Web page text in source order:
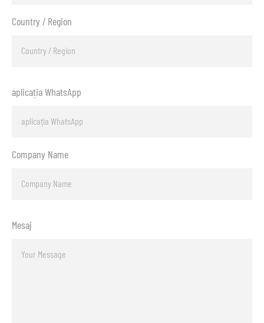
Country / Region
aplicația WhatsApp
Company Name
Mesaj